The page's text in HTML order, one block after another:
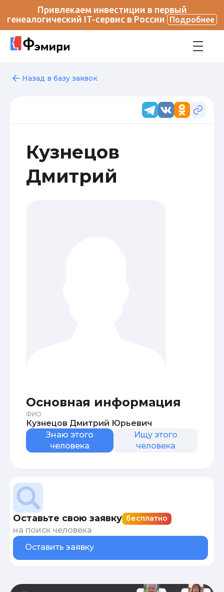
Привлекаем инвестиции в первый
генеалогический IT-сервис в России
Подробнее
Назад в базу заявок
Кузнецов
Дмитрий
Основная информация
ФИО
Кузнецов Дмитрий Юрьевич
Знаю этого
человека
Ищу этого
человека
Оставьте свою заявку бесплатно
на поиск человека
Оставить заявку